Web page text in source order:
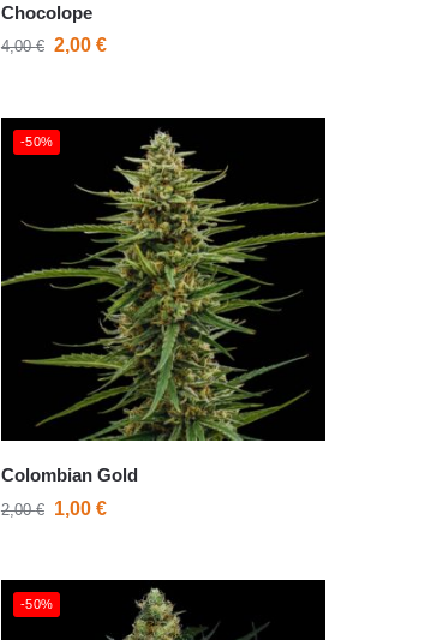
Chocolope
4,00€ 2,00€
-50%
Colombian Gold
2,00€ 1,00€
-50%